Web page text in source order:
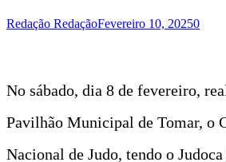
Redação RedaçãoFevereiro 10, 20250
No sábado, dia 8 de fevereiro,
Pavilhão Municipal de Tomar, o
Nacional de Judo, tendo o